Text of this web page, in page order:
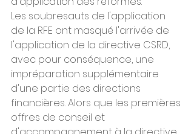
Les soubresauts de l'application
de la RFE ont masqué l'arrivée de
l'application de la directive CSRD,
avec pour conséquence, une
impréparation supplémentaire
d'une partie des directions
financières. Alors que les premières
offres de conseil et